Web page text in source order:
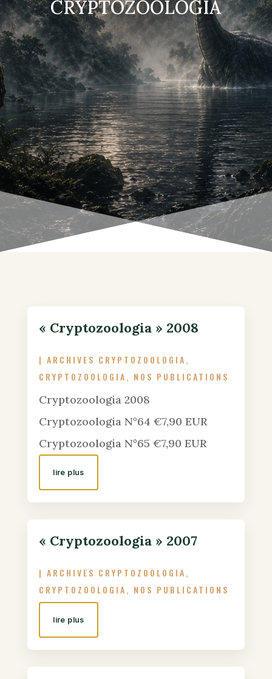
CRYPTOZOOLOGIA
« Cryptozoologia » 2008
| ARCHIVES CRYPTOZOOLOGIA,
CRYPTOZOOLOGIA, NOS PUBLICATIONS
Cryptozoologia 2008
Cryptozoologia N°64 €7,90 EUR
Cryptozoologia N°65 €7,90 EUR
lire plus
« Cryptozoologia » 2007
| ARCHIVES CRYPTOZOOLOGIA,
CRYPTOZOOLOGIA, NOS PUBLICATIONS
lire plus